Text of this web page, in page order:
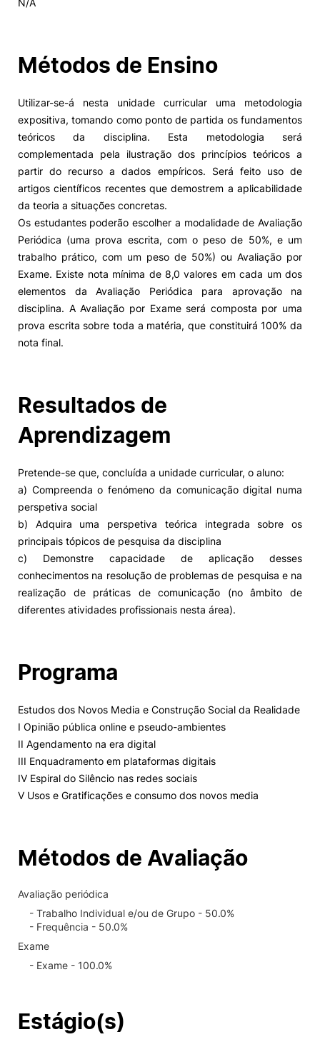
Projetos PRR
Magazine
Eventos
N/A
Métodos de Ensino
Utilizar-se-á nesta unidade curricular uma metodologia
expositiva, tomando como ponto de partida os fundamentos
teóricos da disciplina. Esta metodologia será
complementada pela ilustração dos princípios teóricos a
partir do recurso a dados empíricos. Será feito uso de
artigos científicos recentes que demostrem a aplicabilidade
da teoria a situações concretas.
Os estudantes poderão escolher a modalidade de Avaliação
Periódica (uma prova escrita, com o peso de 50%, e um
trabalho prático, com um peso de 50%) ou Avaliação por
Exame. Existe nota mínima de 8,0 valores em cada um dos
elementos da Avaliação Periódica para aprovação na
disciplina. A Avaliação por Exame será composta por uma
prova escrita sobre toda a matéria, que constituirá 100% da
nota final.
Resultados de
Aprendizagem
Pretende-se que, concluída a unidade curricular, o aluno:
a) Compreenda o fenómeno da comunicação digital numa
perspetiva social
b) Adquira uma perspetiva teórica integrada sobre os
principais tópicos de pesquisa da disciplina
c) Demonstre capacidade de aplicação desses
conhecimentos na resolução de problemas de pesquisa e na
realização de práticas de comunicação (no âmbito de
diferentes atividades profissionais nesta área).
Programa
Estudos dos Novos Media e Construção Social da Realidade
I Opinião pública online e pseudo-ambientes
II Agendamento na era digital
III Enquadramento em plataformas digitais
IV Espiral do Silêncio nas redes sociais
V Usos e Gratificações e consumo dos novos media
Métodos de Avaliação
Avaliação periódica
- Trabalho Individual e/ou de Grupo - 50.0%
- Frequência - 50.0%
Exame
- Exame - 100.0%
Estágio(s)